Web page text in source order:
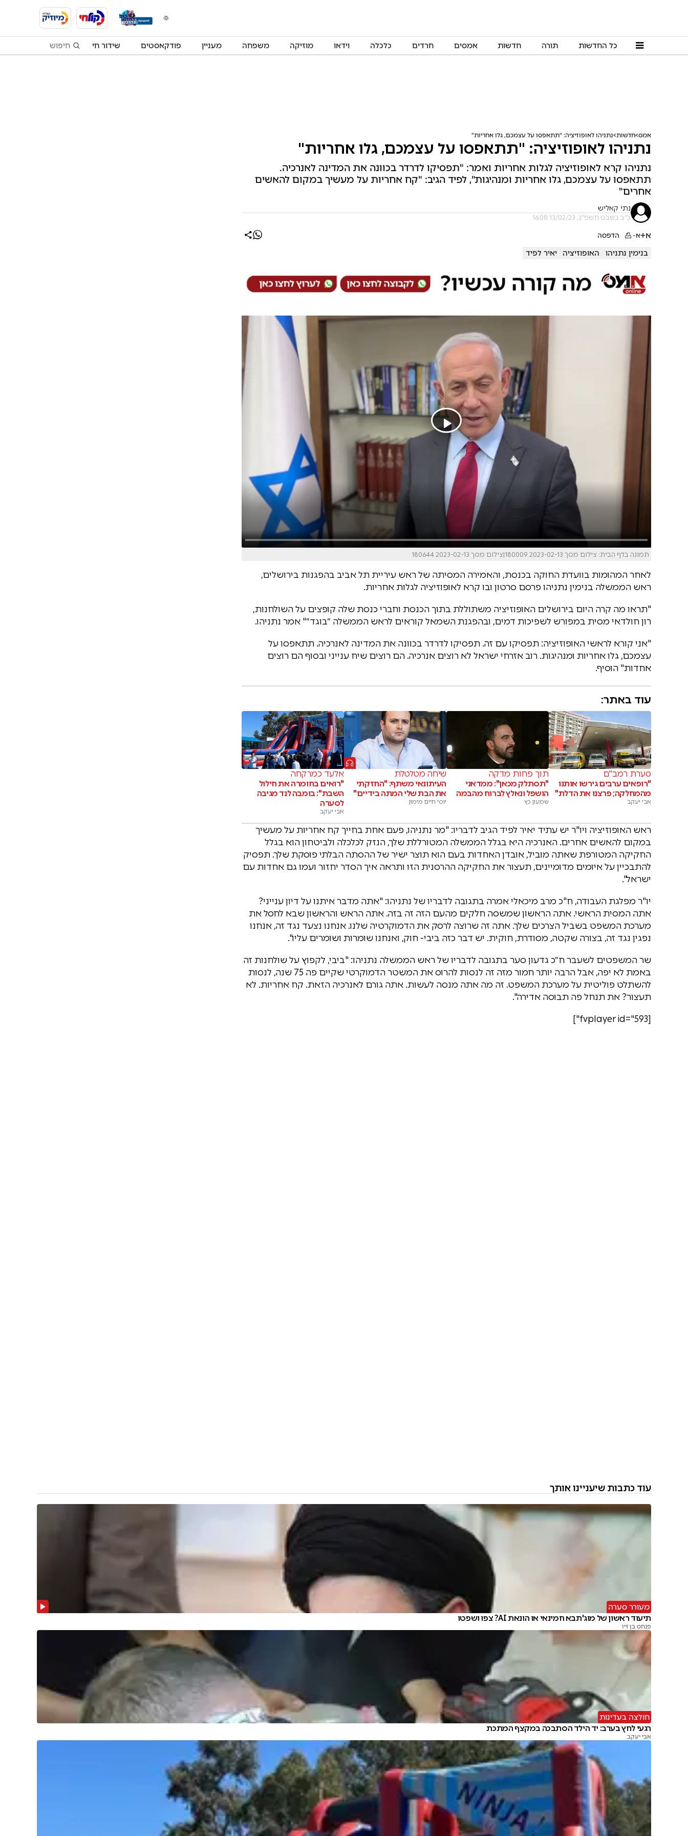
כל החדשות תורה חדשות אמסים חרדים כלכלה וידאו מוזיקה משפחה מעניין פודקאסטים שידור חי
אמס חדשות נתניהו לאופוזיציה: "תתאפסו על עצמכם, גלו אחריות"
נתניהו לאופוזיציה: "תתאפסו על עצמכם, גלו אחריות"
נתניהו קרא לאופוזיציה לגלות אחריות ואמר: "תפסיקו לדרדר בכוונה את המדינה לאנרכיה.
תתאפסו על עצמכם, גלו אחריות ומנהיגות", לפיד הגיב: "קח אחריות על מעשיך במקום להאשים
אחרים"
נתי קאליש
כ"ב בשבט תשפ"ג, 13/02/23 16:08
א+א- הדפסה
בנימין נתניהו האופוזיציה יאיר לפיד
תמונה בדף הבית: צילום מסך 2023-02-13 180009|צילום מסך 2023-02-13 180644
לאחר המהומות בוועדת החוקה בכנסת, והאמירה המסיתה של ראש עיריית תל אביב בהפגנות בירושלים,
ראש הממשלה בנימין נתניהו פרסם סרטון ובו קרא לאופוזיציה לגלות אחריות.
"תראו מה קרה היום בירושלים האופוזיציה משתוללת בתוך הכנסת וחברי כנסת שלה קופצים על השולחנות,
רון חולדאי מסית במפורש לשפיכות דמים, ובהפגנת השמאל קוראים לראש הממשלה ״בוגד״" אמר נתניהו.
"אני קורא לראשי האופוזיציה: תפסיקו עם זה. תפסיקו לדרדר בכוונה את המדינה לאנרכיה. תתאפסו על
עצמכם, גלו אחריות ומנהיגות. רוב אזרחי ישראל לא רוצים אנרכיה. הם רוצים שיח ענייני ובסוף הם רוצים
אחדות" הוסיף.
עוד באתר:
סערת רמב"ם
"רופאים ערבים גירשו אותנו
מהמחלקה; פרצנו את הדלת"
אבי יעקב
תוך פחות מדקה
"תסתלק מכאן": ממדאני
הושפל ונאלץ לברוח מהבמה
שמעון כץ
שיחה מטלטלת
העיתונאי משתף: "החזקתי
את הבת שלי המתה בידיים"
יוסי חיים מימון
אלעד כמרקחה
"רואים בחומרה את חילול
השבת": בומבה לנד מגיבה
לסערה
אבי יעקב
ראש האופוזיציה ויו"ר יש עתיד יאיר לפיד הגיב לדבריו: "מר נתניהו, פעם אחת בחייך קח אחריות על מעשיך
במקום להאשים אחרים. האנרכיה היא בגלל הממשלה המטורללת שלך, הנזק לכלכלה ולביטחון הוא בגלל
החקיקה המטורפת שאתה מוביל, אובדן האחדות בעם הוא תוצר ישיר של ההסתה הבלתי פוסקת שלך. תפסיק
להתבכיין על איומים מדומיינים, תעצור את החקיקה ההרסנית הזו ותראה איך הסדר יחזור ועמו גם אחדות עם
ישראל".
יו"ר מפלגת העבודה, ח"כ מרב מיכאלי אמרה בתגובה לדבריו של נתניהו: "אתה מדבר איתנו על דיון ענייני?
אתה המסית הראשי. אתה הראשון שמשסה חלקים מהעם הזה זה בזה. אתה הראש והראשון שבא לחסל את
מערכת המשפט בשביל הצרכים שלך. אתה זה שרוצה לרסק את הדמוקרטיה שלנו. אנחנו נצעד נגד זה, אנחנו
נפגין נגד זה, בצורה שקטה, מסודרת, חוקית. יש דבר כזה ביבי- חוק, ואנחנו שומרות ושומרים עליו".
שר המשפטים לשעבר ח״כ גדעון סער בתגובה לדבריו של ראש הממשלה נתניהו: "ביבי, לקפוץ על שולחנות זה
באמת לא יפה, אבל הרבה יותר חמור מזה זה לנסות להרוס את המשטר הדמוקרטי שקיים פה 75 שנה, לנסות
להשתלט פוליטית על מערכת המשפט. זה מה אתה מנסה לעשות. אתה גורם לאנרכיה הזאת. קח אחריות. לא
תעצור? את תנחל פה תבוסה אדירה".
[fvplayer id="593"]
עוד כתבות שיעניינו אותך
מעורר סערה
תיעוד ראשון של מוג'תבא חמינאי או הונאת AI? צפו ושפטו
פנחס בן זיו
חולצה בעדינות
רגעי לחץ בערב: יד הילד הסתבכה במקצף המתכת
אבי יעקב